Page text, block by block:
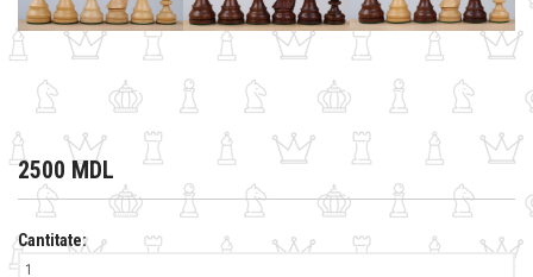
2500 MDL
Cantitate: